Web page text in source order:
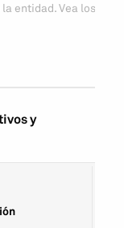
entidad. Vea los
y